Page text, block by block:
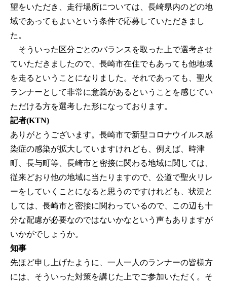
望をいただき、走行場所については、長崎県内のどの地
域であってもよいという条件で応募していただきまし
た。
そういった区分ごとのバランスを取った上で選考させ
ていただきましたので、長崎市在住でもあっても他地域
を走るということになりました。それであっても、聖火
ランナーとして非常に意義があるということを感じてい
ただける方を選考した形になっております。
記者(KTN)
ありがとうございます。長崎市で新型コロナウイルス感
染症の感染が拡大していますけれども、例えば、時津
町、長与町等、長崎市と密接に関わる地域に関しては、
従来どおり他の地域に当たりますので、公道で聖火リレ
ーをしていくことになると思うのですけれども、状況と
しては、長崎市と密接に関わっているので、この辺も十
分な配慮が必要なのではないかなという声もありますが
いかがでしょうか。
知事
先ほど申し上げたように、一人一人のランナーの皆様方
には、そういった対策を講じた上でご参加いただく。そ